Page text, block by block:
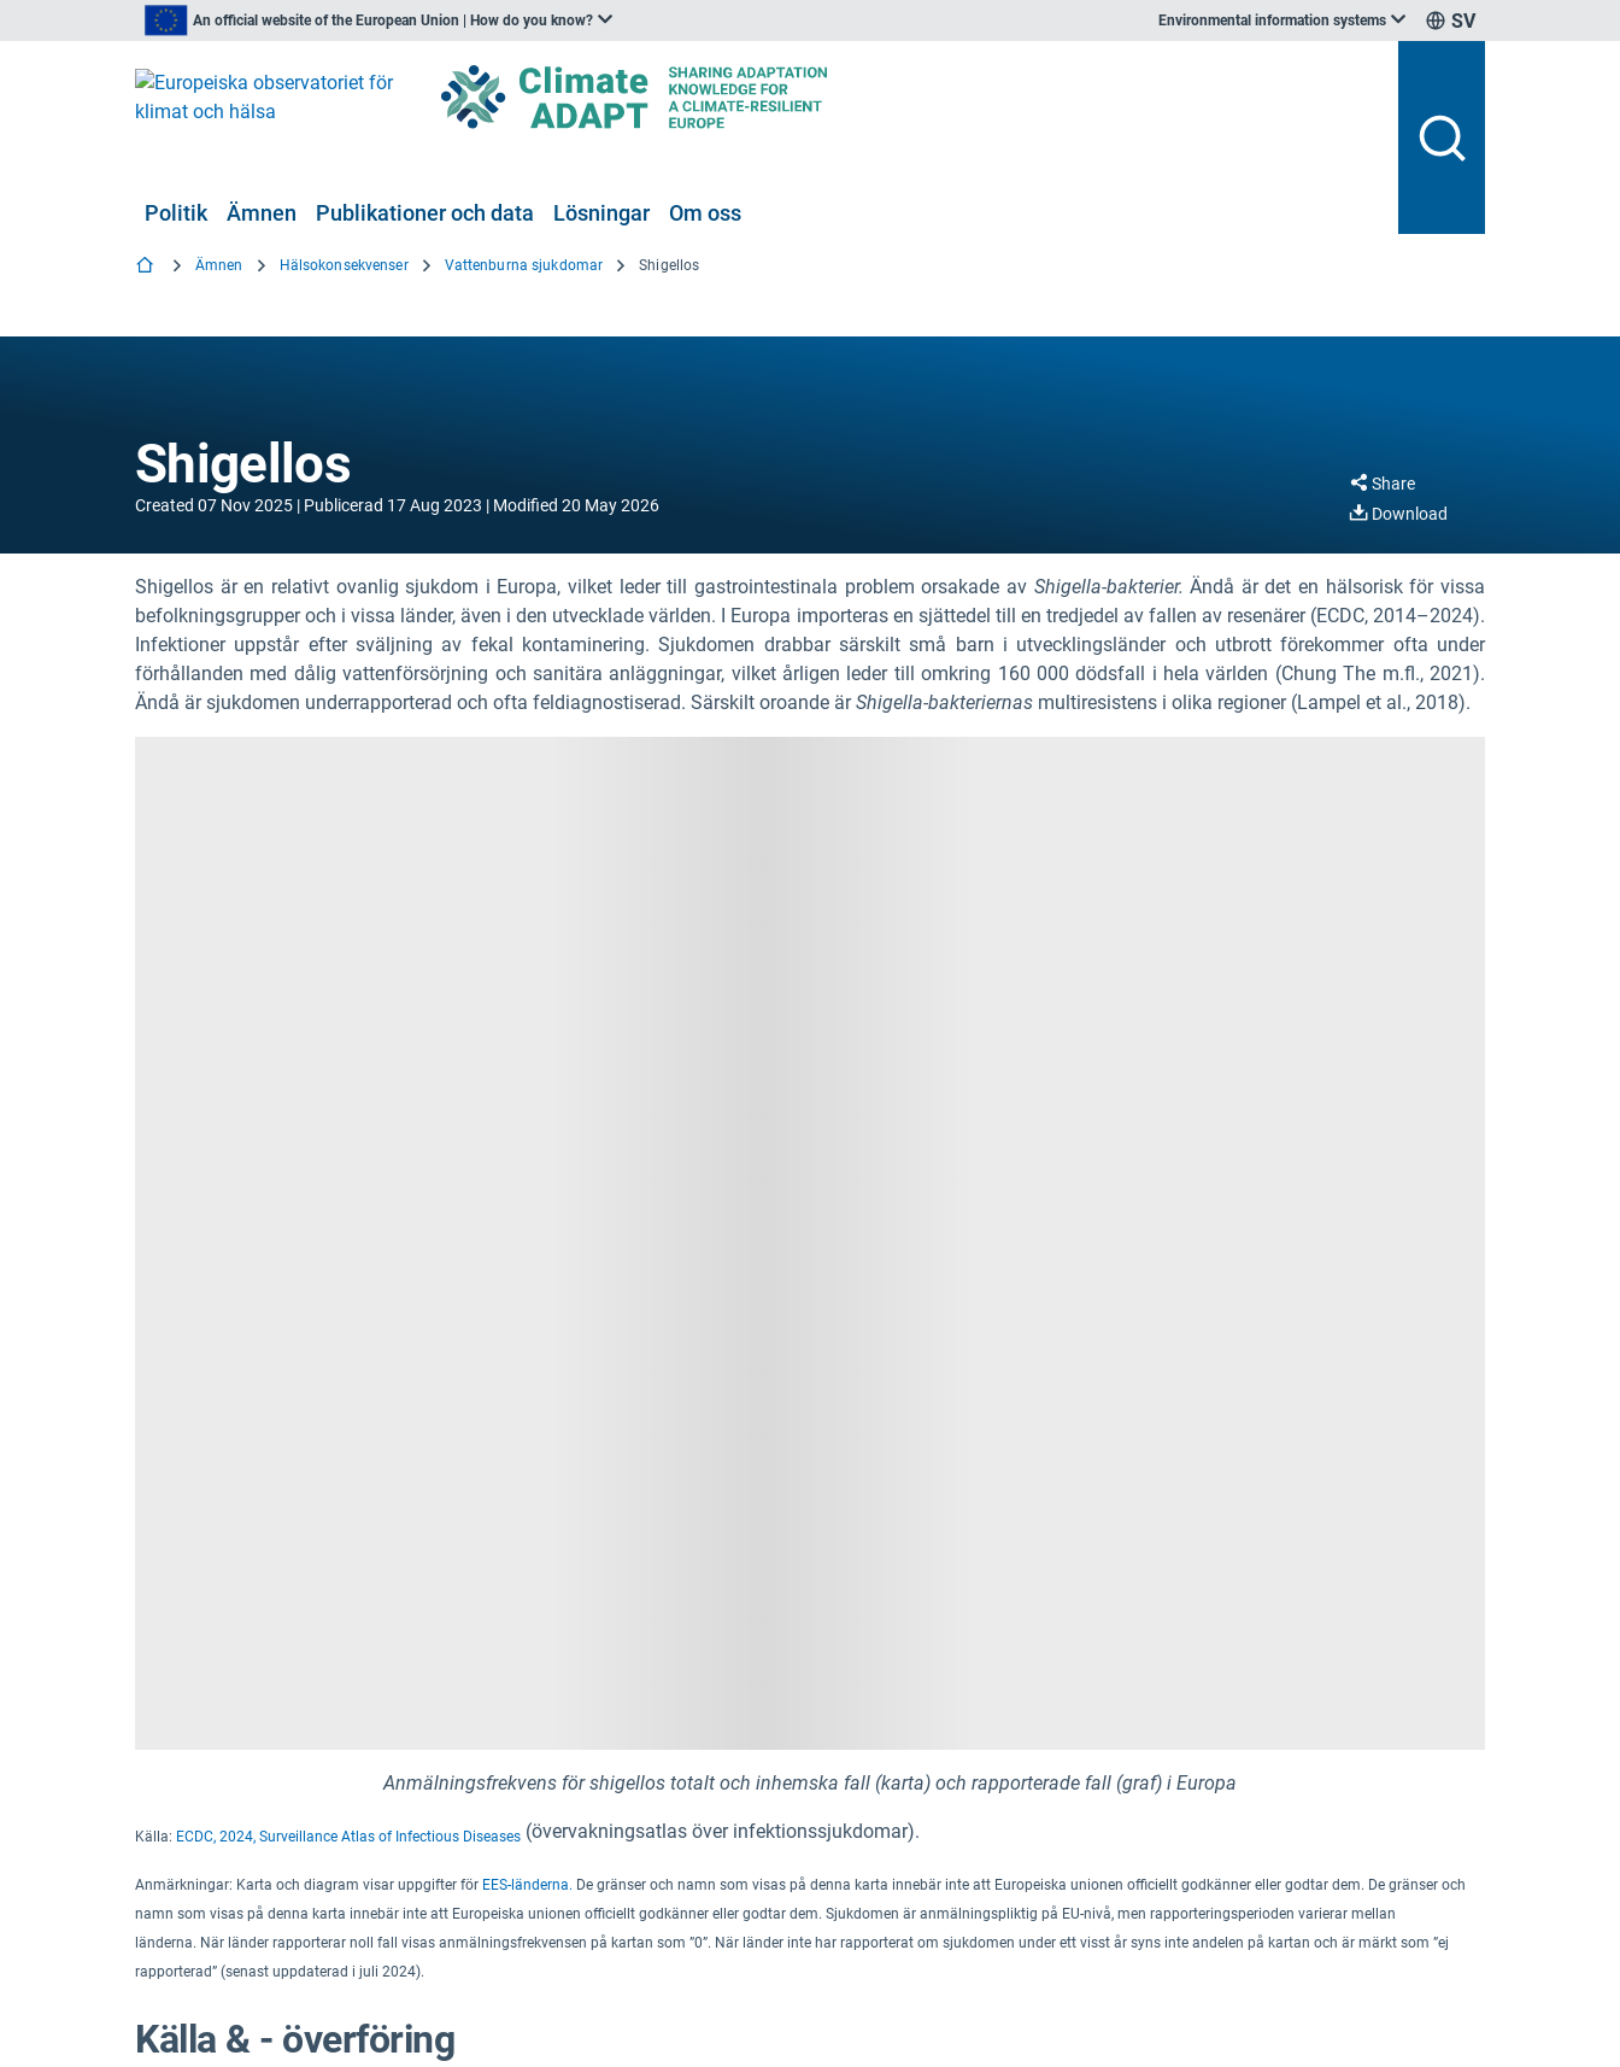
An official website of the European Union | How do you know? Environmental information systems SV
Politik Ämnen Publikationer och data Lösningar Om oss
Ämnen Hälsokonsekvenser Vattenburna sjukdomar Shigellos
Shigellos
Created 07 Nov 2025 Publicerad 17 Aug 2023 Modified 20 May 2026
Share
Download
Shigellos är en relativt ovanlig sjukdom i Europa, vilket leder till gastrointestinala problem orsakade av Shigella-bakterier.Ändå är det en hälsorisk för vissa
befolkningsgrupper och i vissa länder, även i den utvecklade världen. I Europa importeras en sjättedel till en tredjedel av fallen av resenärer (ECDC, 2014–2024).
Infektioner uppstår efter sväljning av fekal kontaminering. Sjukdomen drabbar särskilt små barn i utvecklingsländer och utbrott förekommer ofta under
förhållanden med dålig vattenförsörjning och sanitära anläggningar, vilket årligen leder till omkring 160 000 dödsfall i hela världen (Chung The m.fl., 2021).
Ändå är sjukdomen underrapporterad och ofta feldiagnostiserad. Särskilt oroande ärShigella-bakteriernas multiresistens i olika regioner (Lampel et al., 2018).
Anmälningsfrekvens för shigellos totalt och inhemska fall (karta) och rapporterade fall (graf) i Europa
Källa: ECDC, 2024, Surveillance Atlas of Infectious Diseases (övervakningsatlas över infektionssjukdomar).
Anmärkningar: Karta och diagram visar uppgifter för EES-länderna. De gränser och namn som visas på denna karta innebär inte att Europeiska unionen officiellt godkänner eller godtar dem. De gränser och
namn som visas på denna karta innebär inte att Europeiska unionen officiellt godkänner eller godtar dem. Sjukdomen är anmälningspliktig på EU-nivå, men rapporteringsperioden varierar mellan
länderna. När länder rapporterar noll fall visas anmälningsfrekvensen på kartan som ”0”. När länder inte har rapporterat om sjukdomen under ett visst år syns inte andelen på kartan och är märkt som ”ej
rapporterad” (senast uppdaterad i juli 2024).
Källa & - överföring